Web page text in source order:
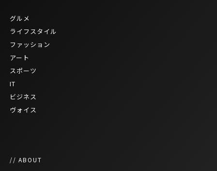
グルメ
ライフスタイル
ファッション
アート
スポーツ
IT
ビジネス
ヴォイス
// ABOUT